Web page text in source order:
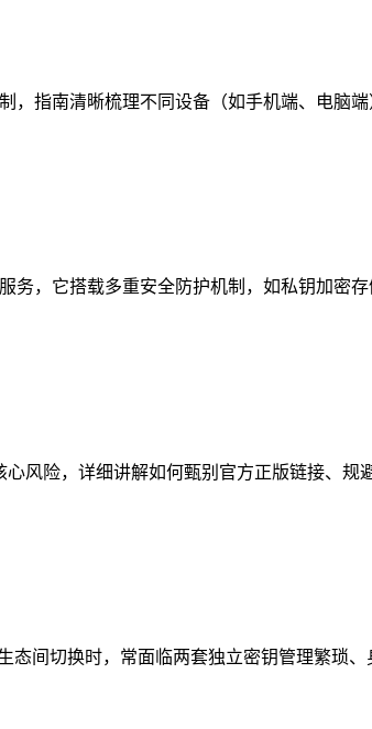
指南清晰梳理不同设备（如手机端、电脑
，它搭载多重安全防护机制，如私钥加密
风险，详细讲解如何甄别官方正版链接、规
态间切换时，常面临两套独立密钥管理繁琐、